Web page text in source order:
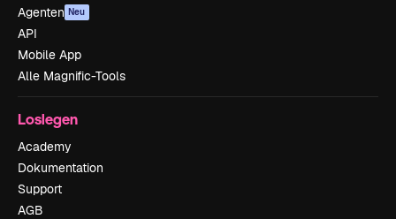
Agenten Neu
API
Mobile App
Alle Magnific-Tools
Loslegen
Academy
Dokumentation
Support
AGB